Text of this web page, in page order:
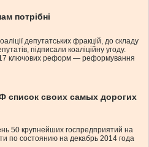
потрібні
депутатських фракцій, до складу
підписали коаліційну угоду.
ключових реформ — реформування
список своих самых дорогих
50 крупнейших госпредприятий на
по состоянию на декабрь 2014 года